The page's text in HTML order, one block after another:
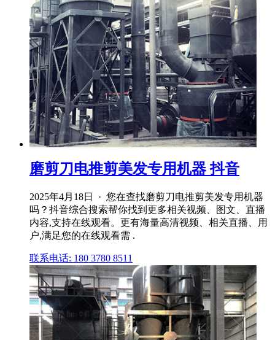
磨剪刀电推剪美发专用机器 抖音
2025年4月18日 · 您在查找磨剪刀电推剪美发专用机器
吗？抖音综合搜索帮你找到更多相关视频、图文、直播
内容,支持在线观看。更有海量高清视频、相关直播、用
户,满足您的在线观看需 .
联系电话: 180 3780 8511